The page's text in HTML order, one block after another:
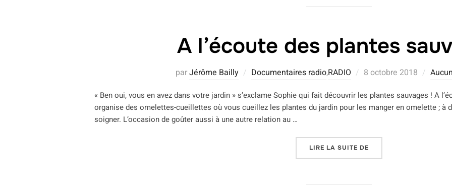
A l’écoute des plantes
parJérôme Bailly Documentaires radio,RADIO
Publié
8 octobre 2018
« Ben oui, vous en avez dans votre jardin » s’exclame Sophie qui fait découvrir les plantes sauvages ! A
organise des omelettes-cueillettes où vous cueillez les plantes du jardin pour les manger en omelette ; à
soigner. L’occasion de goûter aussi à une autre relation au …
LIRE LA SUITE DE